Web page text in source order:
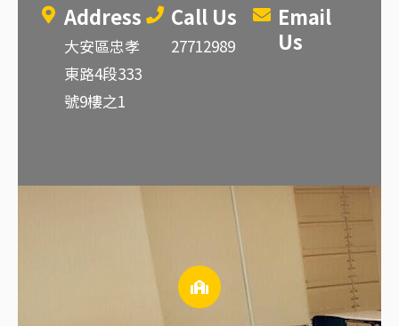
Address
大安區忠孝
東路4段333
號9樓之1
Call Us
27712989
Email
Us